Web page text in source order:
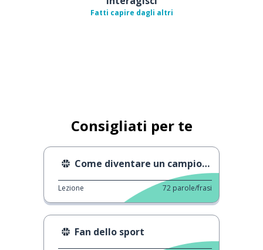
Fatti capire dagli altri
Consigliati per te
Come diventare un campione
Lezione 72 parole/frasi
Fan dello sport